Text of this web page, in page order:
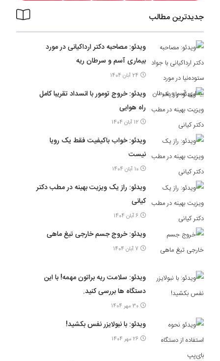
جدیدترین مطالب
ویدئو: مصاحبه دکتر ارداکیانی در مورد
بیماری آسم و سرطان ریه
24 آبان 1404
ویدئو: خروج تومور با انسداد تقریبا کامل
راه هوایی
12 آبان 1404
ویدئو: خواب باکیفیت فقط یک رویا
نیست
10 آبان 1404
ویدئو: راز یک ویزیت بهینه در مطب دکتر
کیانی
6 آبان 1404
ویدئو: خروج جسم خارجی تیغ ماهی
7 آبان 1404
ویدئو: سلامت ریه براتون مهمه! با این
دستگاه ها بررسی کنید.
30 مهر 1404
ویدئو: با نبولایزر نفس بکشید!
26 مهر 1404